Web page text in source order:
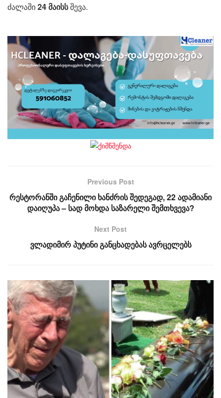
ძალაში24 მაისსშევა.
Previous Post
რესტორანში გაჩენილი ხანძრის შედეგად, 22 ადამიანი
დაიღუპა – სად მოხდა საზარელი შემთხვევა?
Next Post
ვლადიმირ პუტინი განცხადებას ავრცელებს